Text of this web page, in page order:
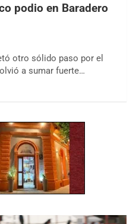
podio en Baradero
otro sólido paso por el
a sumar fuerte…